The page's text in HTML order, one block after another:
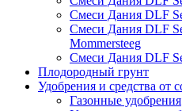
Смеси Дания DLF
Смеси Дания DLF
Mommersteeg
Смеси Дания DLF
Плодородный грунт
Удобрения и средства от
Газонные удобрения